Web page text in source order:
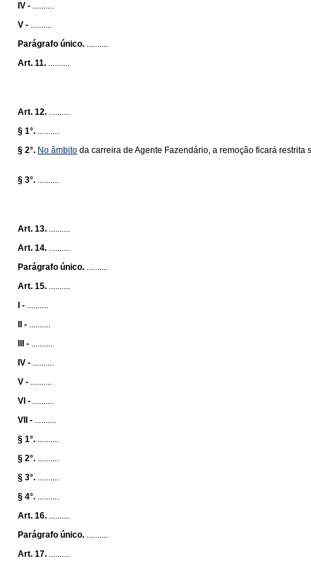
IV - ..........
V - ..........
Parágrafo único. ..........
Art. 11. ..........
Art. 12. ..........
§ 1°. ..........
§ 2°. No âmbito da carreira de Agente Fazendário, a remoção ficará
§ 3°. ..........
Art. 13. ..........
Art. 14. ..........
Parágrafo único. ..........
Art. 15. ..........
I - ..........
II - ..........
III - ..........
IV - ..........
V - ..........
VI - ..........
VII - ..........
§ 1°. ..........
§ 2°. ..........
§ 3°. ..........
§ 4°. ..........
Art. 16. ..........
Parágrafo único. ..........
Art. 17. ..........